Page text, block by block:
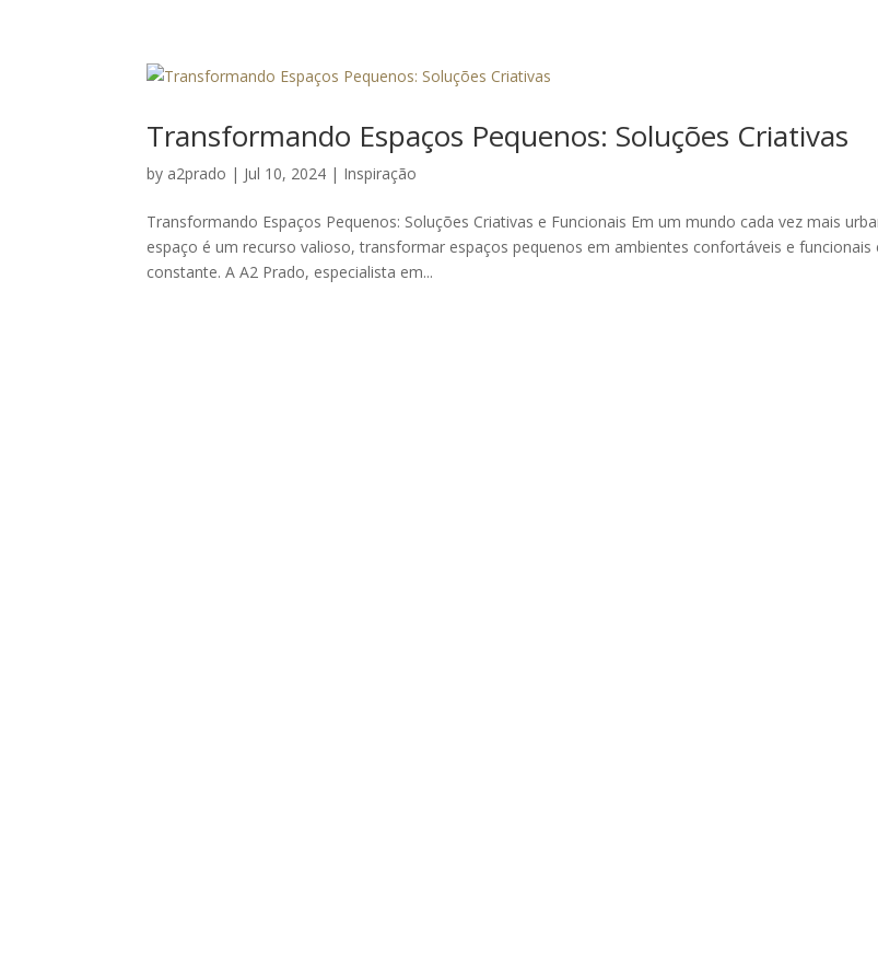
Transformando Espaços Pequenos: Soluções Criativas
by a2prado | Jul 10, 2024 | Inspiração
Transformando Espaços Pequenos: Soluções Criativas e Funcionais Em um mundo cada vez mais
espaço é um recurso valioso, transformar espaços pequenos em ambientes confortáveis e funcionais
constante. A A2 Prado, especialista em...